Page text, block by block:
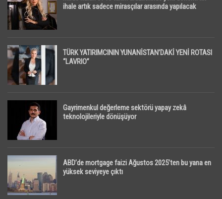
ihale artık sadece mirasçılar arasında yapılacak
TÜRK YATIRIMCININ YUNANİSTAN’DAKİ YENİ ROTASI
“LAVRIO”
Gayrimenkul değerleme sektörü yapay zekâ
teknolojileriyle dönüşüyor
ABD’de mortgage faizi Ağustos 2025’ten bu yana en
yüksek seviyeye çıktı